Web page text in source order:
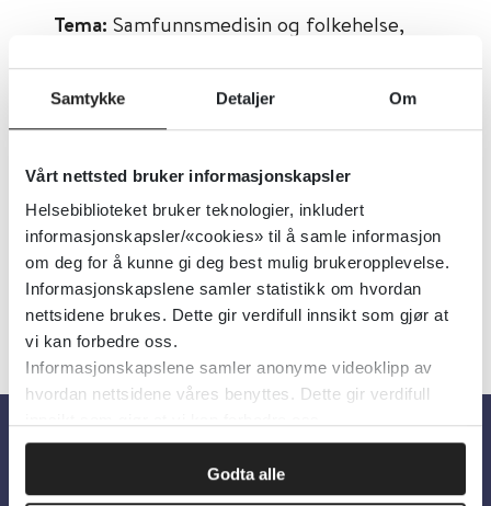
Samtykke Detaljer Om
Vårt nettsted bruker informasjonskapsler
Helsebiblioteket bruker teknologier, inkludert
informasjonskapsler/«cookies» til å samle informasjon
om deg for å kunne gi deg best mulig brukeropplevelse.
Informasjonskapslene samler statistikk om hvordan
nettsidene brukes. Dette gir verdifull innsikt som gjør at
vi kan forbedre oss.
Informasjonskapslene samler anonyme videoklipp av
hvordan nettsidene våres benyttes. Dette gir verdifull
Godta alle
Tema: Samfunnsmedisin og folkehelse,
Emner:Miljø
Dokumenttype:Veiledere
Utgiver: Folkehelseinstituttet (FHI)
Språk:Norsk